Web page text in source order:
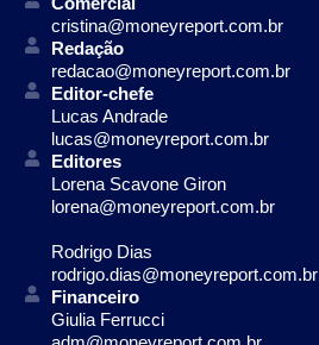
cristina@moneyreport.com.br
Redação
redacao@moneyreport.com.br
Editor-chefe
Lucas Andrade
lucas@moneyreport.com.br
Editores
Lorena Scavone Giron
lorena@moneyreport.com.br
Rodrigo Dias
rodrigo.dias@moneyreport.com.br
Financeiro
Giulia Ferrucci